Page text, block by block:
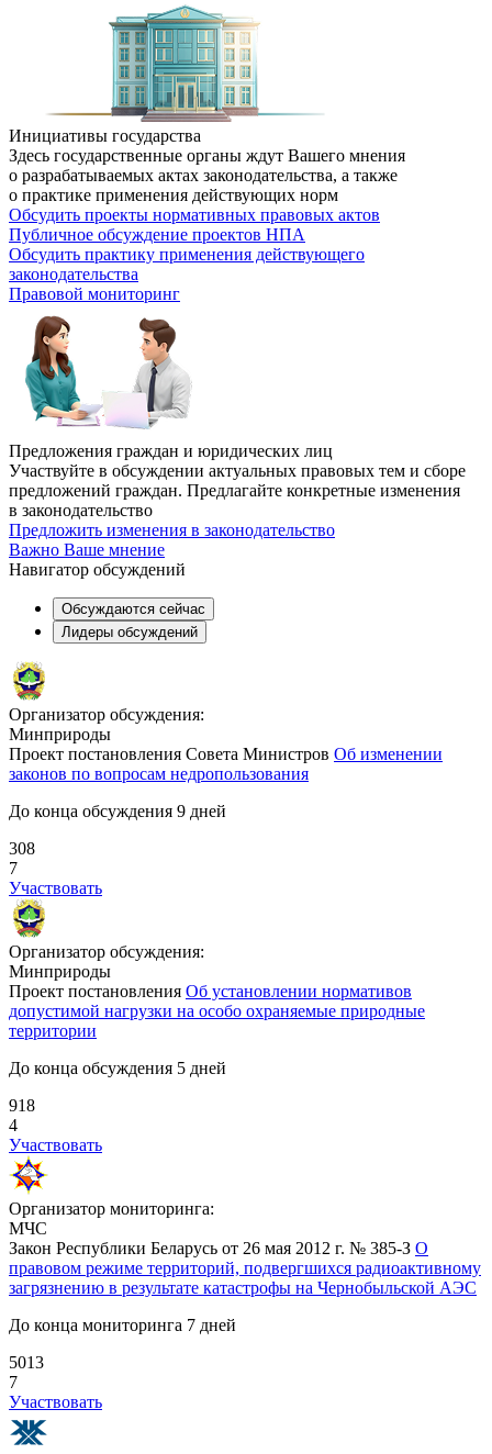
Инициативы государства
Здесь государственные органы ждут Вашего мнения
о разрабатываемых актах законодательства, а также
о практике применения действующих норм
Обсудить проекты нормативных правовых актов
Публичное обсуждение проектов НПА
Обсудить практику применения действующего
законодательства
Правовой мониторинг
Предложения граждан и юридических лиц
Участвуйте в обсуждении актуальных правовых тем и сборе
предложений граждан. Предлагайте конкретные изменения
в законодательство
Предложить изменения в законодательство
Важно Ваше мнение
Навигатор обсуждений
Обсуждаются сейчас
Лидеры обсуждений
Организатор обсуждения:
Минприроды
Проект постановления Совета Министров Об изменении
законов по вопросам недропользования
До конца обсуждения 9 дней
308
7
Участвовать
Организатор обсуждения:
Минприроды
Проект постановления Об установлении нормативов
допустимой нагрузки на особо охраняемые природные
территории
До конца обсуждения 5 дней
918
4
Участвовать
Организатор мониторинга:
МЧС
Закон Республики Беларусь от 26 мая 2012 г. № 385-З О
правовом режиме территорий, подвергшихся радиоактивному
загрязнению в результате катастрофы на Чернобыльской АЭС
До конца мониторинга 7 дней
5013
7
Участвовать